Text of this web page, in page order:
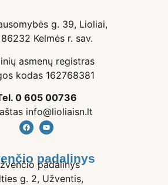
g. 39, Lioliai,
86232 Kelmės r. sav.
asmenų registras
kodas 162768381
0 605 00736
info@lioliaisn.lt
padalinys
padalinys
g. 2, Užventis,